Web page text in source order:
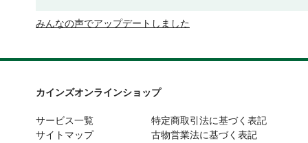
みんなの声でアップデートしました
カインズオンラインショップ
サービス一覧
サイトマップ
特定商取引法に基づく表記
古物営業法に基づく表記